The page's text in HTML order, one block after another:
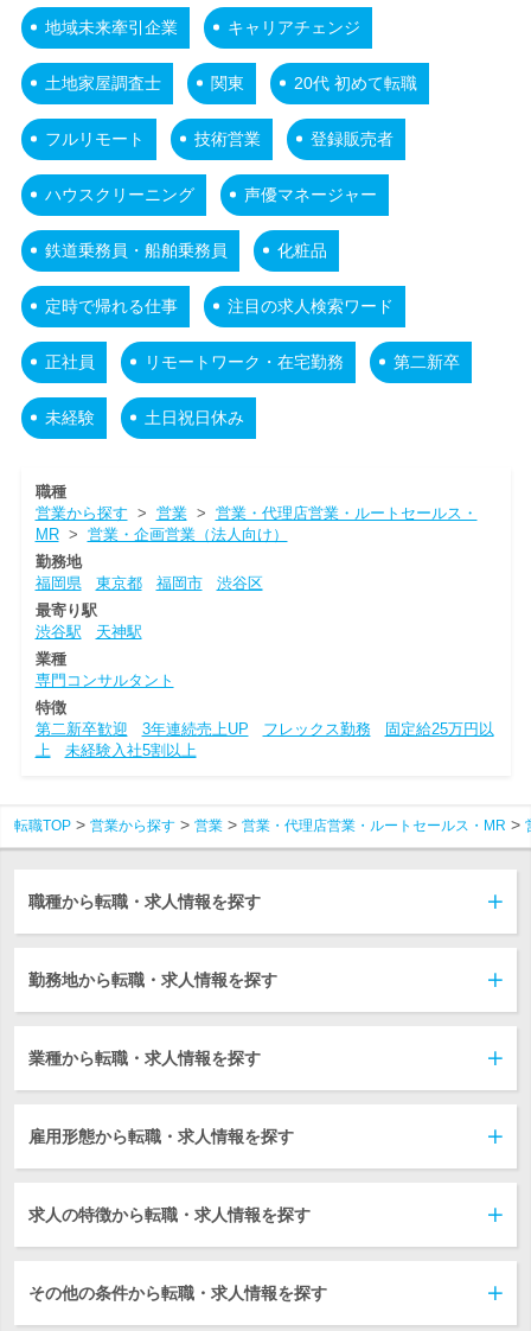
地域未来牽引企業 キャリアチェンジ
土地家屋調査士 関東 20代 初めて転職
フルリモート 技術営業 登録販売者
ハウスクリーニング 声優マネージャー
鉄道乗務員・船舶乗務員 化粧品
定時で帰れる仕事 注目の求人検索ワード
正社員 リモートワーク・在宅勤務 第二新卒
未経験 土日祝日休み
職種
営業から探す > 営業> 営業・代理店営業・ルートセールス・
MR> 営業・企画営業（法人向け）
勤務地
福岡県
東京都 福岡市
渋谷区
最寄り駅
渋谷駅
天神駅
業種
専門コンサルタント
特徴
第二新卒歓迎
3年連続売上UP フレックス勤務
固定給25万円以
上
未経験入社5割以上
転職TOP 営業から探す 営業 営業・代理店営業・ルートセールス・MR
職種から転職・求人情報を探す
勤務地から転職・求人情報を探す
業種から転職・求人情報を探す
雇用形態から転職・求人情報を探す
求人の特徴から転職・求人情報を探す
その他の条件から転職・求人情報を探す